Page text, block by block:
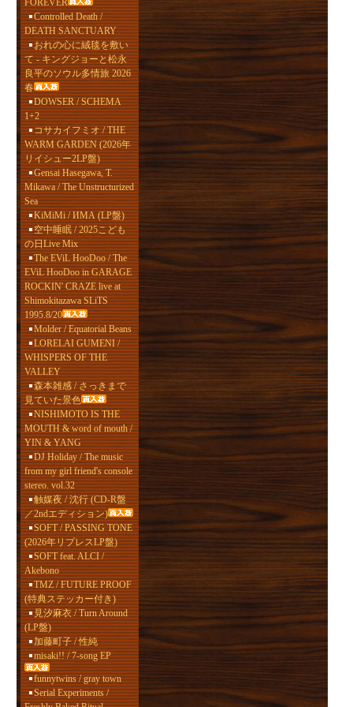
FOREVER
Controlled Death /
DEATH SANCTUARY
おれの心に絨毯を敷い
て - キングジョーと松永
良平のソウル多情旅 2026
春
DOWSER / SCHEMA
1+2
コサカイフミオ / THE
WARM GARDEN (2026年
リイシュー2LP盤)
Gensai Hasegawa, T.
Mikawa / The Unstructurized
Sea
KiMiMi / ИМА (LP盤)
空中睡眠 / 2025こども
の日Live Mix
The EViL HooDoo / The
EViL HooDoo in GARAGE
ROCKIN' CRAZE live at
Shimokitazawa SLiTS
1995.8/20
Molder / Equatorial Beans
LORELAI GUMENI /
WHISPERS OF THE
VALLEY
森本雑感 / さっきまで
見ていた景色
NISHIMOTO IS THE
MOUTH & word of mouth /
YIN & YANG
DJ Holiday / The music
from my girl friend's console
stereo. vol.32
触媒夜 / 沈行 (CD-R盤
／2ndエディション)
SOFT / PASSING TONE
(2026年リプレスLP盤)
SOFT feat. ALCI /
Akebono
TMZ / FUTURE PROOF
(特典ステッカー付き)
見汐麻衣 / Turn Around
(LP盤)
加藤町子 / 性純
misaki!! / 7-song EP
funnytwins / gray town
Serial Experiments /